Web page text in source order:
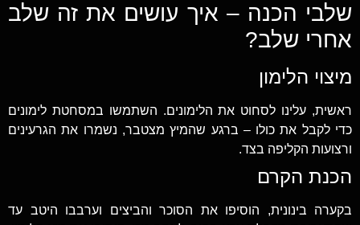
שלבי הכנה – איך עושים את זה שלב
אחרי שלב?
מיצוי הלימון
ראשית, עלינו לסחוט את הלימונים. השתמשו במסחטת לימונים
כדי לקבל את כולו – ברגע שהמיץ מצטבר, נשמרו את הגרעינים
ורצועות הקליפה בצד.
הכנת הקרם
בקערה בינונית, הוסיפו את הסוכר והביצים וערבבו היטב עד